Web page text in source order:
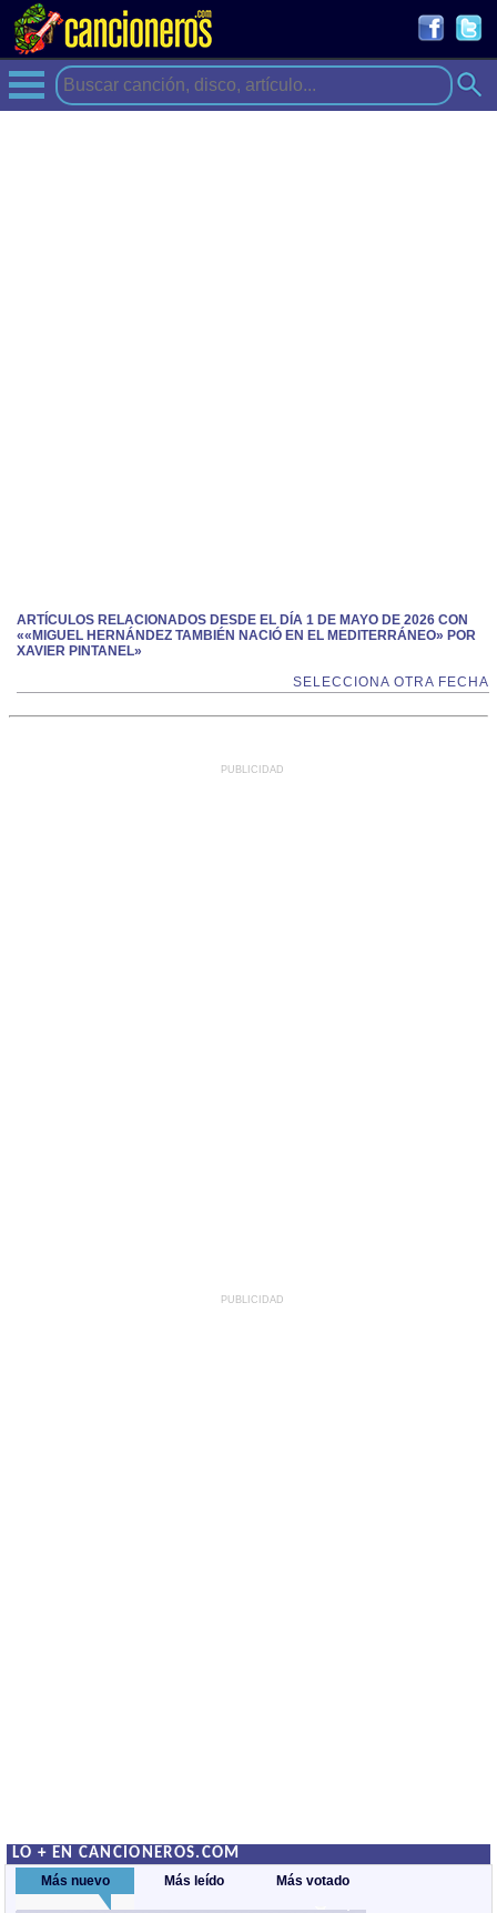
ARTÍCULOS RELACIONADOS DESDE EL DÍA 1 DE MAYO DE 2026 CON
««MIGUEL HERNÁNDEZ TAMBIÉN NACIÓ EN EL MEDITERRÁNEO» POR
XAVIER PINTANEL»
SELECCIONA OTRA FECHA
PUBLICIDAD
PUBLICIDAD
LO + EN CANCIONEROS.COM
Más nuevo Más leído Más votado